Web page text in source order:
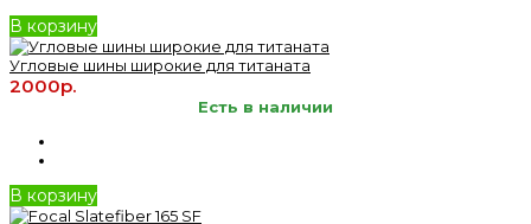
В корзину
Угловые шины широкие для титаната
2000р.
Есть в наличии
В корзину